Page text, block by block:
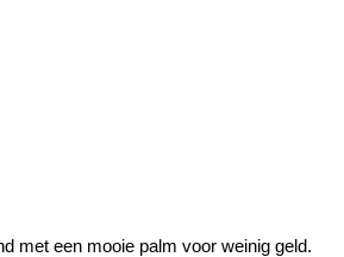
met een mooie palm voor weinig geld.